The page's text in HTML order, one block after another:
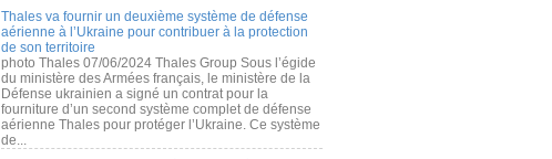
Thales va fournir un deuxième système de défense
aérienne à l’Ukraine pour contribuer à la protection
de son territoire
photo Thales 07/06/2024 Thales Group Sous l’égide
du ministère des Armées français, le ministère de la
Défense ukrainien a signé un contrat pour la
fourniture d’un second système complet de défense
aérienne Thales pour protéger l’Ukraine. Ce système
de...